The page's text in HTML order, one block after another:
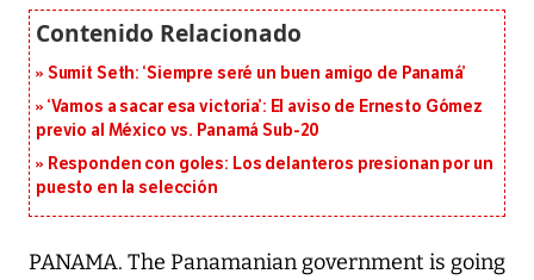
Sumit Seth: ‘Siempre seré un buen amigo de Panamá’
‘Vamos a sacar esa victoria’: El aviso de Ernesto Gómez
previo al México vs. Panamá Sub-20
Responden con goles: Los delanteros presionan por un
puesto en la selección
PANAMA. The Panamanian government is going